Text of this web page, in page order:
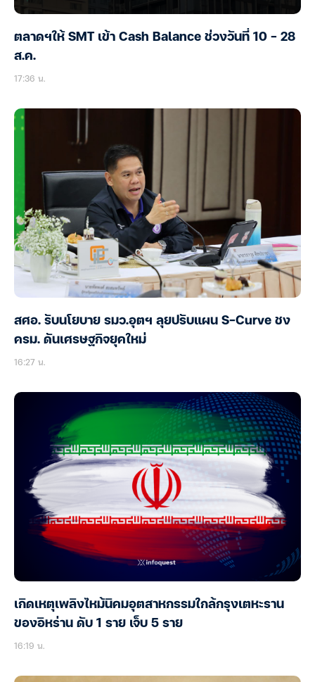
ตลาดฯให้ SMT เข้า Cash Balance ช่วงวันที่ 10 – 28
ส.ค.
17:36 น.
สศอ. รับนโยบาย รมว.อุตฯ ลุยปรับแผน S-Curve ชง
ครม. ดันเศรษฐกิจยุคใหม่
16:27 น.
เกิดเหตุเพลิงไหม้นิคมอุตสาหกรรมใกล้กรุงเตหะราน
ของอิหร่าน ดับ 1 ราย เจ็บ 5 ราย
16:19 น.